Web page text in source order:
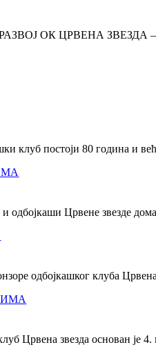
ОК ЦРВЕНА ЗВЕЗДА –
клуб постоји 80 годинa и
одбојкаши Црвене звезде
одбојкашког клуба
Црвена звезда основан је